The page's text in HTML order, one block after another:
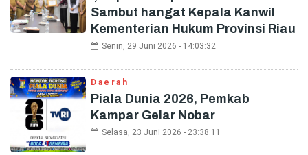
Sambut hangat Kepala Kanwil
Kementerian Hukum Provinsi Riau
Senin, 29 Juni 2026 - 14:03:32
Daerah
Piala Dunia 2026, Pemkab
Kampar Gelar Nobar
Selasa, 23 Juni 2026 - 23:38:11